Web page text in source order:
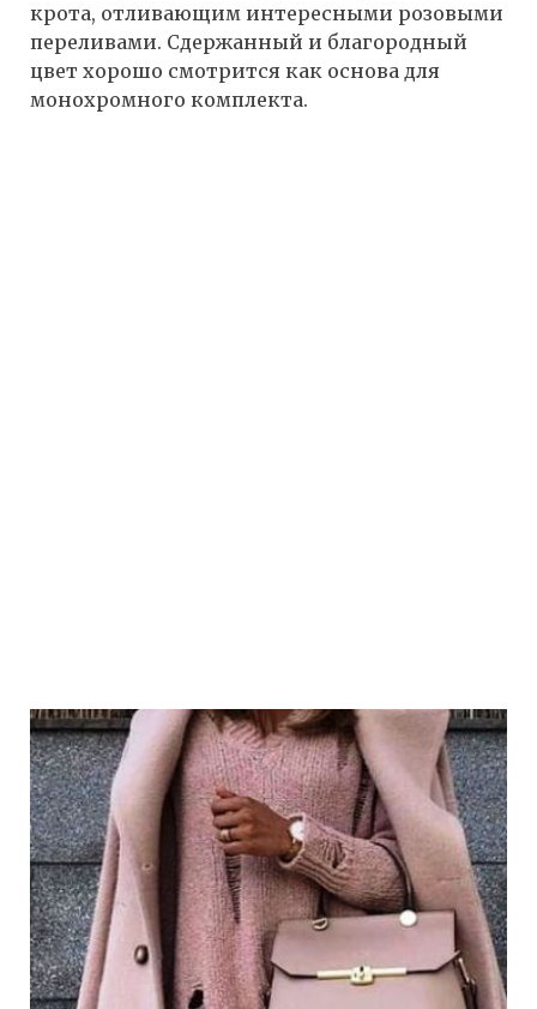
крота, отливающим интересными розовыми
переливами. Сдержанный и благородный
цвет хорошо смотрится как основа для
монохромного комплекта.